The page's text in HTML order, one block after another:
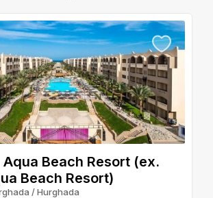
Aqua Beach Resort (ex.
Beach Resort)
/Hurghada